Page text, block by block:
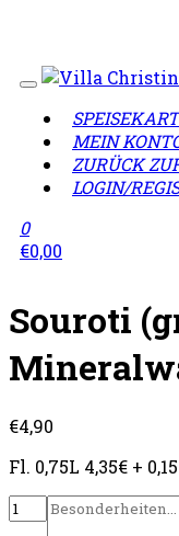
MEIN
ZURÜCK
LOGIN/
0
€0,00
Souroti
€4,90
Fl. 0,75L 4,35€ +